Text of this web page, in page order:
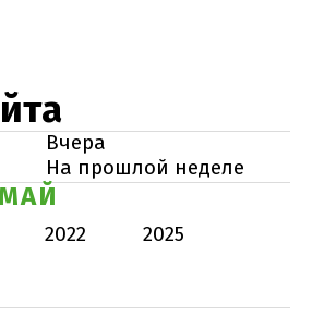
Вчера
На прошлой неделе
МАЙ
2022
2025